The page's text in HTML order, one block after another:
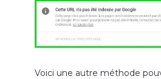
Voici une autre méthode